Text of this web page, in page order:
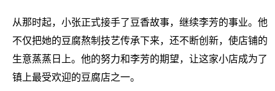
从那时起，小张正式接手了豆香故事，继续李芳的事业。他
不仅把她的豆腐熬制技艺传承下来，还不断创新，使店铺的
生意蒸蒸日上。他的努力和李芳的期望，让这家小店成为了
镇上最受欢迎的豆腐店之一。